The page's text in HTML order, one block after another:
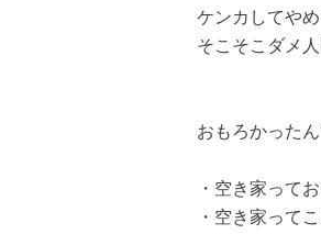
ケンカしてやめ
そこそこダメ
おもろかった
・空き家って
・空き家って